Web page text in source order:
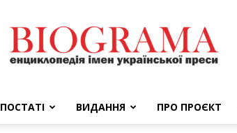
BIOGRAMA
ПОСТАТІ ВИДАННЯ ПРО ПРОЄКТ